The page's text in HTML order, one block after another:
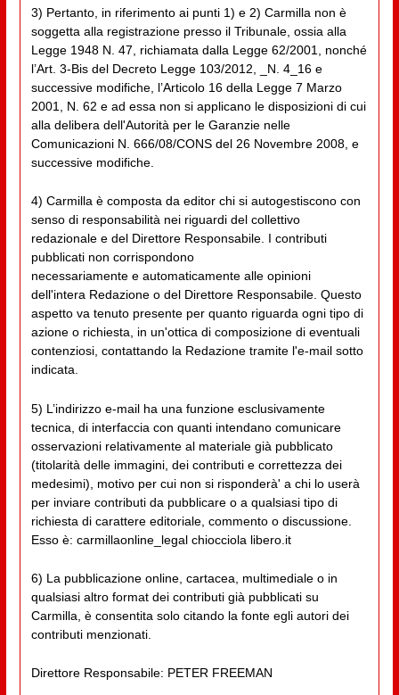
3) Pertanto, in riferimento ai punti 1) e 2) Carmilla non è
soggetta alla registrazione presso il Tribunale, ossia alla
Legge 1948 N. 47, richiamata dalla Legge 62/2001, nonché
l’Art. 3-Bis del Decreto Legge 103/2012, _N. 4_16 e
successive modifiche, l’Articolo 16 della Legge 7 Marzo
2001, N. 62 e ad essa non si applicano le disposizioni di cui
alla delibera dell'Autorità per le Garanzie nelle
Comunicazioni N. 666/08/CONS del 26 Novembre 2008, e
successive modifiche.
4) Carmilla è composta da editor chi si autogestiscono con
senso di responsabilità nei riguardi del collettivo
redazionale e del Direttore Responsabile. I contributi
pubblicati non corrispondono
necessariamente e automaticamente alle opinioni
dell'intera Redazione o del Direttore Responsabile. Questo
aspetto va tenuto presente per quanto riguarda ogni tipo di
azione o richiesta, in un'ottica di composizione di eventuali
contenziosi, contattando la Redazione tramite l'e-mail sotto
indicata.
5) L’indirizzo e-mail ha una funzione esclusivamente
tecnica, di interfaccia con quanti intendano comunicare
osservazioni relativamente al materiale già pubblicato
(titolarità delle immagini, dei contributi e correttezza dei
medesimi), motivo per cui non si risponderà' a chi lo userà
per inviare contributi da pubblicare o a qualsiasi tipo di
richiesta di carattere editoriale, commento o discussione.
Esso è: carmillaonline_legal chiocciola libero.it
6) La pubblicazione online, cartacea, multimediale o in
qualsiasi altro format dei contributi già pubblicati su
Carmilla, è consentita solo citando la fonte egli autori dei
contributi menzionati.
Direttore Responsabile: PETER FREEMAN